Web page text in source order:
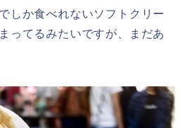
しか食べれないソフトクリー
ってるみたいですが、まだあ